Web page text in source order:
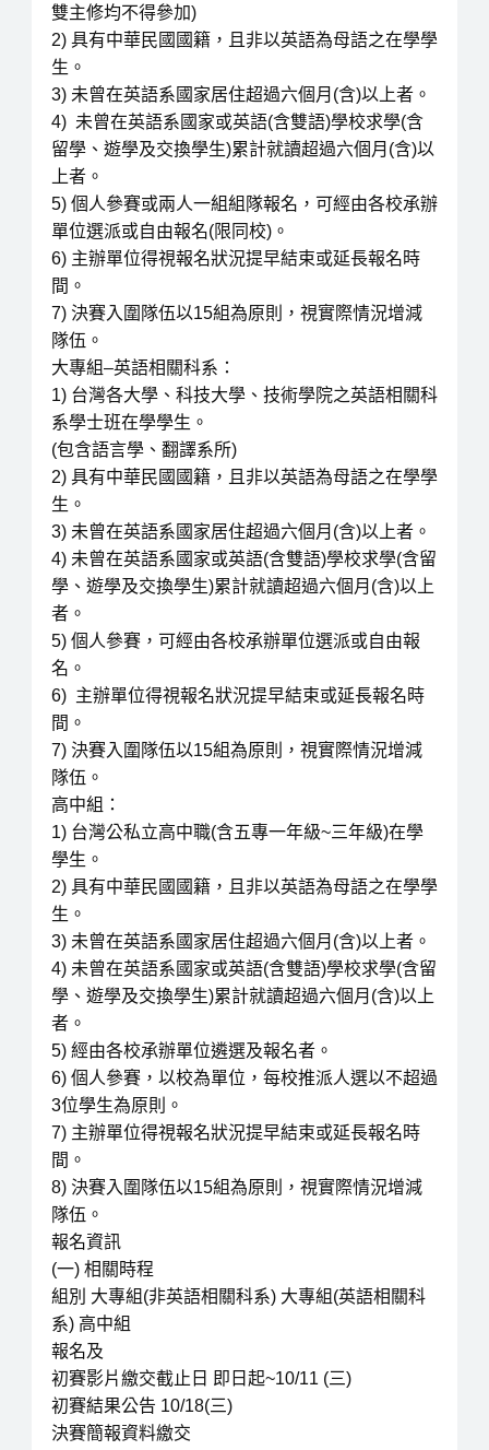
雙主修均不得參加)
2) 具有中華民國國籍，且非以英語為母語之在學學
生。
3) 未曾在英語系國家居住超過六個月(含)以上者。
4) 未曾在英語系國家或英語(含雙語)學校求學(含
留學、遊學及交換學生)累計就讀超過六個月(含)以
上者。
5) 個人參賽或兩人一組組隊報名，可經由各校承辦
單位選派或自由報名(限同校)。
6) 主辦單位得視報名狀況提早結束或延長報名時
間。
7) 決賽入圍隊伍以15組為原則，視實際情況增減
隊伍。
大專組–英語相關科系：
1) 台灣各大學、科技大學、技術學院之英語相關科
系學士班在學學生。
(包含語言學、翻譯系所)
2) 具有中華民國國籍，且非以英語為母語之在學學
生。
3) 未曾在英語系國家居住超過六個月(含)以上者。
4) 未曾在英語系國家或英語(含雙語)學校求學(含留
學、遊學及交換學生)累計就讀超過六個月(含)以上
者。
5) 個人參賽，可經由各校承辦單位選派或自由報
名。
6) 主辦單位得視報名狀況提早結束或延長報名時
間。
7) 決賽入圍隊伍以15組為原則，視實際情況增減
隊伍。
高中組：
1) 台灣公私立高中職(含五專一年級~三年級)在學
學生。
2) 具有中華民國國籍，且非以英語為母語之在學學
生。
3) 未曾在英語系國家居住超過六個月(含)以上者。
4) 未曾在英語系國家或英語(含雙語)學校求學(含留
學、遊學及交換學生)累計就讀超過六個月(含)以上
者。
5) 經由各校承辦單位遴選及報名者。
6) 個人參賽，以校為單位，每校推派人選以不超過
3位學生為原則。
7) 主辦單位得視報名狀況提早結束或延長報名時
間。
8) 決賽入圍隊伍以15組為原則，視實際情況增減
隊伍。
報名資訊
(一) 相關時程
組別 大專組(非英語相關科系) 大專組(英語相關科
系) 高中組
報名及
初賽影片繳交截止日 即日起~10/11 (三)
初賽結果公告 10/18(三)
決賽簡報資料繳交